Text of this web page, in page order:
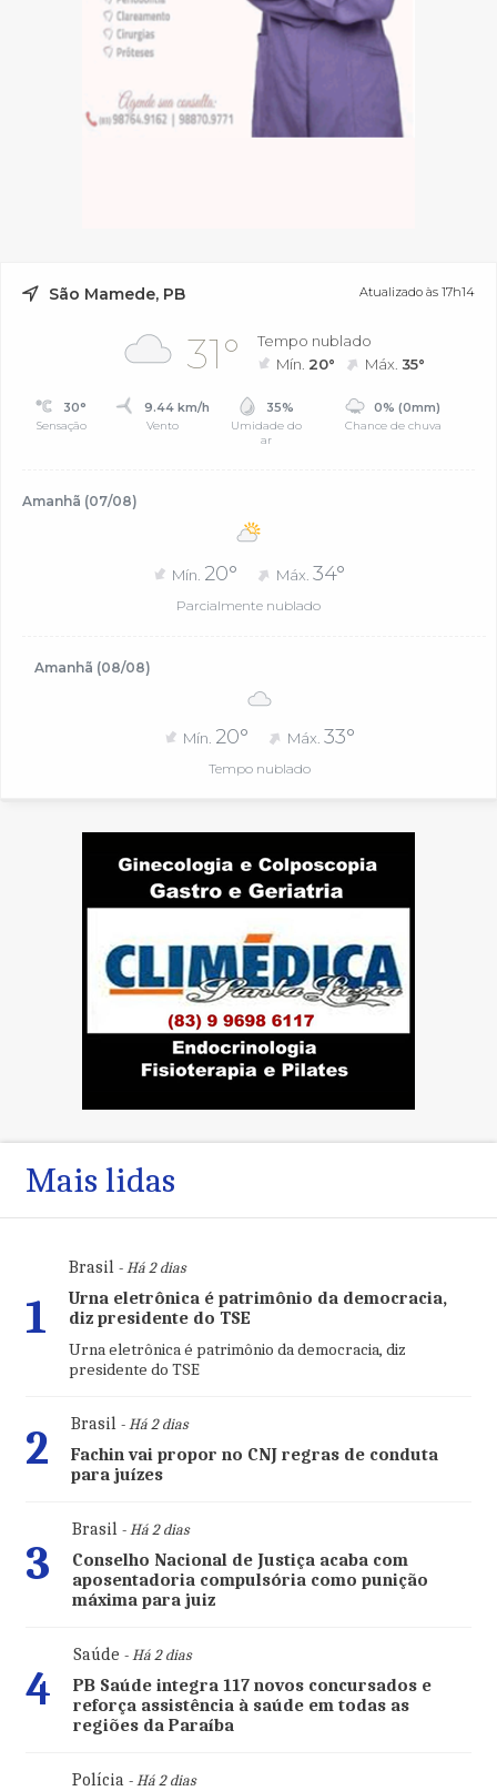
São Mamede, PB Atualizado às 17h14
31°
Tempo nublado
Mín. 20° Máx.35°
30°
Sensação
9.44 km/h
Vento
35%
Umidade do
ar
0% (0mm)
Chance de chuva
Amanhã (07/08)
Mín. 20° Máx. 34°
Parcialmente nublado
Amanhã (08/08)
Mín. 20° Máx.33°
Tempo nublado
Mais lidas
1
Brasil- Há 2 dias
Urna eletrônica é patrimônio da democracia,
diz presidente do TSE
Urna eletrônica é patrimônio da democracia, diz
presidente do TSE
2 Brasil- Há 2 dias
Fachin vai propor no CNJ regras de conduta
para juízes
3
Brasil- Há 2 dias
Conselho Nacional de Justiça acaba com
aposentadoria compulsória como punição
máxima para juiz
4
Saúde - Há 2 dias
PB Saúde integra 117 novos concursados e
reforça assistência à saúde em todas as
regiões da Paraíba
Polícia- Há 2 dias